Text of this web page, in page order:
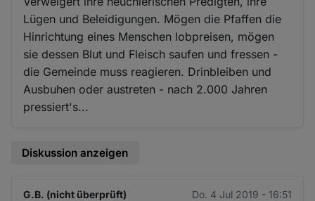
Lügen und Beleidigungen. Mögen die Pfaffen die
Hinrichtung eines Menschen lobpreisen, mögen
sie dessen Blut und Fleisch saufen und fressen -
die Gemeinde muss reagieren. Drinbleiben und
Ausbuhen oder austreten - nach 2.000 Jahren
pressiert's...
Diskussion anzeigen
G.B. (nicht überprüft) Do. 4 Jul 2019 - 16:51